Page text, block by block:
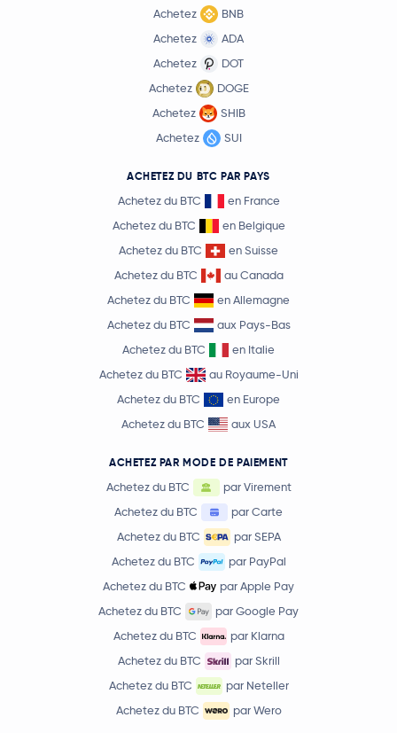
Achetez
BNB
Achetez
ADA
Achetez
DOT
Achetez
DOGE
Achetez
SHIB
Achetez
SUI
ACHETEZ DU BTC PAR PAYS
Achetez du BTC
en France
Achetez du BTC
en Belgique
Achetez du BTC
en Suisse
Achetez du BTC
au Canada
Achetez du BTC
en Allemagne
Achetez du BTC
aux Pays-Bas
Achetez du BTC
en Italie
Achetez du BTC
au Royaume-Uni
Achetez du BTC
en Europe
Achetez du BTC
aux USA
ACHETEZ PAR MODE DE PAIEMENT
Achetez du BTC
par Virement
Achetez du BTC
par Carte
Achetez du BTC
par SEPA
Achetez du BTC
par PayPal
Achetez du BTC
par Apple Pay
Achetez du BTC
par Google Pay
Achetez du BTC
par Klarna
Achetez du BTC
par Skrill
Achetez du BTC
par Neteller
Achetez du BTC
par Wero